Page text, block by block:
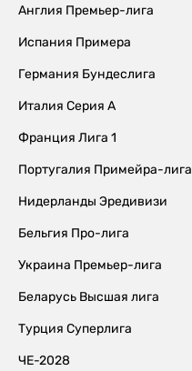
Англия Премьер-лига
Испания Примера
Германия Бундеслига
Италия Серия А
Франция Лига 1
Португалия Примейра-лига
Нидерланды Эредивизи
Бельгия Про-лига
Украина Премьер-лига
Беларусь Высшая лига
Турция Суперлига
ЧЕ-2028